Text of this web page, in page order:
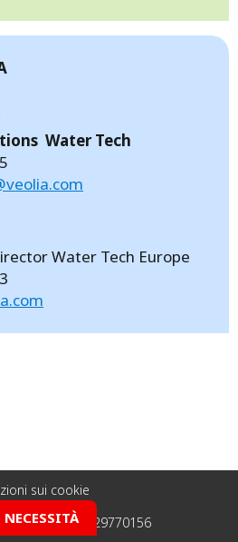
Water Tech
Water Tech Europe
sui cookie
P. Iva 03129770156